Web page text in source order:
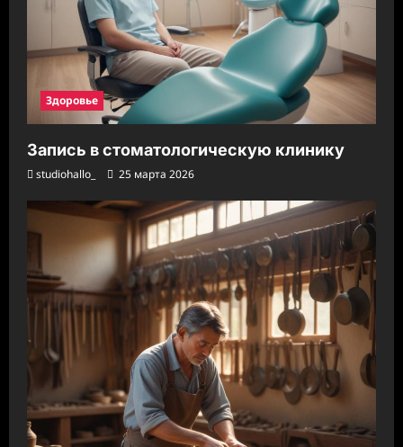
Здоровье
Запись в стоматологическую клинику
studiohallo_ 25 марта 2026